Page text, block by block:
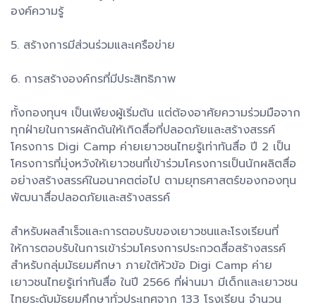
องค์ความรู้
5. สร้างการมีส่วนร่วมและเครือข่าย
6. การสร้างองค์กรที่มีประสิทธิภาพ
ทั้งกองทุนฯ เป็นเพียงผู้เริ่มต้น แต่ต้องอาศัยความร่วมมือจาก
ทุกฝ่ายในการผลักดันให้เกิดสื่อที่ปลอดภัยและสร้างสรรค์
โครงการ Digi Camp ค่ายเยาวชนไทยรู้เท่าทันสื่อ ปี 2 เป็น
โครงการที่มุ่งหวังให้เยาวชนที่เข้าร่วมโครงการเป็นนักผลิตสื่อ
อย่างสร้างสรรค์ในอนาคตต่อไป ตามยุทธศาสตร์ของกองทุน
พัฒนาสื่อปลอดภัยและสร้างสรรค์
สำหรับผลสำเร็จและการตอบรับของเยาวชนและโรงเรียนที่
ให้การตอบรับในการเข้าร่วมโครงการประกวดสื่อสร้างสรรค์
สำหรับกลุ่มมัธยมศึกษา ภายใต้หัวข้อ Digi Camp ค่าย
เยาวชนไทยรู้เท่าทันสื่อ ในปี 2566 ที่ผ่านมา มีเด็กและเยาวชน
ไทยระดับมัธยมศึกษาทั่วประเทศจาก 133 โรงเรียน จำนวน